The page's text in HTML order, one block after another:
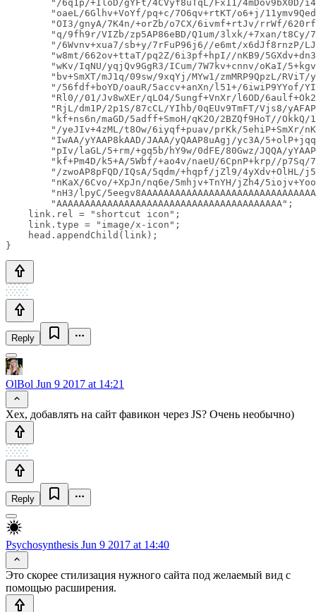
"/6q1p/+IloD/gYFt/4CVyf8uTqL/Fx11/4mDov9bX0D/
"oaeL/6Glhv+VoYf/pq+c/7O6qv+rtKT/o6+j/
"OI3/gnyA/7K4n/+orZb/o7CX/6ivmf+rtJv/rrWf/
"q/9fh9r/VIZb/zp5AP86eBD/Q1um/3lxk/+7xan/t8Cy/
"/6Wvnv+xua7/sb+y/7rFuP96j6//e6mt/x6dJf8rnzP/
"w8mt/662ov+ttaT/pq2Z/6i3pf+hpI//nKB9/
"wKv/IqNU/yqjQv9GgR3/ICum/7W7kv+cnnv/oKaI/
"bv+SmXT/mJ1q/09sw/9xqYj/MYw1/zmMRP9QpzL/RViT/
"/56fdf+boYD/oauR/5accv+anXn/l51+/6iwiP9YYof/
"Rl0//01/Jv8wXEr/qLO4/5ungf+VnXr/l6OD/
"RjL/dm1P/2p1S/87cCL/YIhb/0qEUv9TmFT/Vjs8/
"kf+ns6n/maGD/5adff+SmoH/qK2O/2BZQf9HoT//OkkQ/
"/yeJIv+4zML/t8Ow/6iyqf+puav/prKk/5ehiP+SmXr/
"IwAA/yYAAP8kAAD/JAAA/yQAAP8uAgj/yc3A/
"pIv/laGL/5+rm/+gq5b/hY9w/0dFE/80Gwz/JQQA/
"kf+Pm4D/k5+A/5Wbf/+ao4v/naeU/6CpnP+krp//p7Sq/
"/zwoAP8pFQD/IQsA/5qdm/+hqpf/jZl9/4yXdv+OlHL/
"nKaX/6Cvo/+XpJn/nq6e/5mhjv+TnYH/jZh4/
"nH3/lpyC/
        "AAAAAAAAAAAAAAAAAAAAAAAAAAAAAAAAAAAAAAAA";
    link.rel = "shortcut icon";
    link.type = "image/x-icon";
    head.appendChild(link);
Reply
OlBol Jun 9 2017 at 14:21
Хех, добавлять на сайт фавикон через JS? Очень необычно)
Reply
Psychosynthesis Jun 9 2017 at 14:40
Это скорее стилизация нужного сайта под желаемый вид с
помощью расширения.